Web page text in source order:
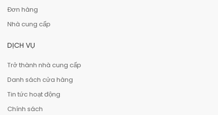
Đơn hàng
Nhà cung cấp
DỊCH VỤ
Trở thành nhà cung cấp
Danh sách cửa hàng
Tin tức hoạt động
Chính sách